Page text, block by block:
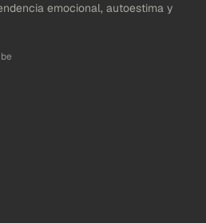
emocional, autoestima y